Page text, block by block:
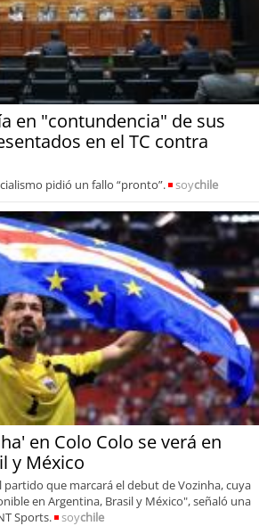
en "contundencia" de sus
en el TC contra
pidió un fallo “pronto”. soychile
en Colo Colo se verá en
y México
partido que marcará el debut de Vozinha, cuya
en Argentina, Brasil y México", señaló una
Sports.
soychile